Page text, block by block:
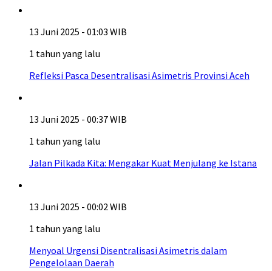
13 Juni 2025 - 01:03 WIB
1 tahun yang lalu
Refleksi Pasca Desentralisasi Asimetris Provinsi Aceh
13 Juni 2025 - 00:37 WIB
1 tahun yang lalu
Jalan Pilkada Kita: Mengakar Kuat Menjulang ke Istana
13 Juni 2025 - 00:02 WIB
1 tahun yang lalu
Menyoal Urgensi Disentralisasi Asimetris dalam
Pengelolaan Daerah